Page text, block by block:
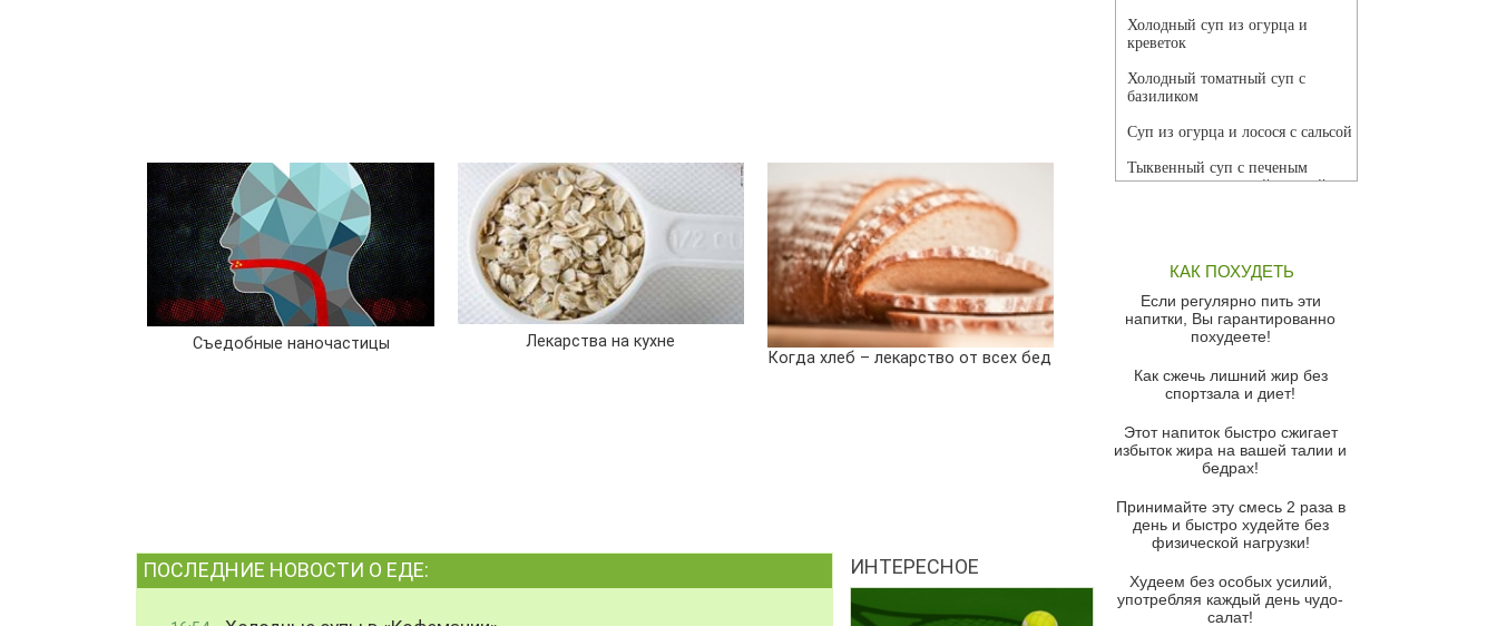
Съедобные наночастицы
Лекарства на кухне
Когда хлеб – лекарство от всех бед
ПОСЛЕДНИЕ НОВОСТИ О ЕДЕ: ИНТЕРЕСНОЕ
Холодный суп из огурца и
креветок
Холодный томатный суп с
базиликом
Суп из огурца и лосося с сальсой
Тыквенный суп с печеным
чесноком и томатной сальсой
красного перца
Парижский луковый суп
Суп из спаржи и горошка с
Суп-крем из цветной капусты
Французский луковый суп
Суп из баклажанов с моцареллой
Грибной крем-суп с кростини с
козьим сыром
Суп мисо с зеленым луком и
тофу
КАК ПОХУДЕТЬ
Если регулярно пить эти
напитки, Вы гарантированно
похудеете!
Как сжечь лишний жир без
спортзала и диет!
Этот напиток быстро сжигает
избыток жира на вашей талии и
бедрах!
Принимайте эту смесь 2 раза в
день и быстро худейте без
физической нагрузки!
Худеем без особых усилий,
употребляя каждый день чудо-
салат!